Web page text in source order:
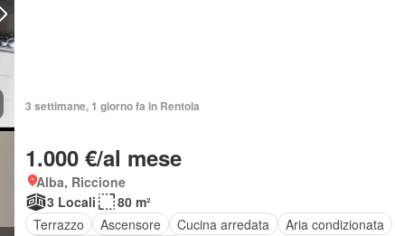
3 settimane, 1 giorno fa in Rentola
1.000 €/al mese
Alba, Riccione
3 Locali
80 m²
Terrazzo
Ascensore Cucina arredata
Aria condizionata